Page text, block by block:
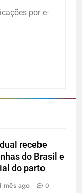
por e-
recebe
do Brasil e
do parto
mês ago 0